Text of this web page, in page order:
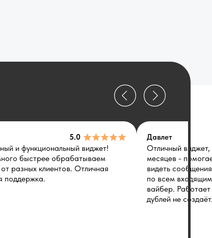
5.0
и функциональный виджет!
быстрее обрабатываем
разных клиентов. Отличная
поддержка.
Давлет
Отличный виджет,
месяцев -
видеть
по всем
вайбер.
дублей не